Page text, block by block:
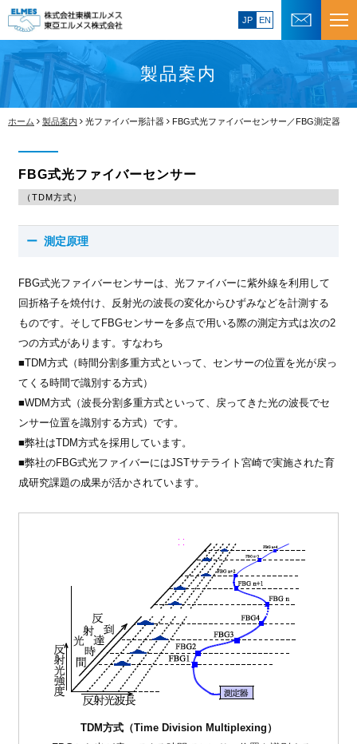
JP EN
製品案内
ホーム 製品案内 光ファイバー形計器 FBG式光ファイバーセンサー／FBG測定器
FBG式光ファイバーセンサー
（TDM方式）
測定原理
FBG式光ファイバーセンサーは、光ファイバーに紫外線を利用して
回折格子を焼付け、反射光の波長の変化からひずみなどを計測する
ものです。そしてFBGセンサーを多点で用いる際の測定方式は次の2
つの方式があります。すなわち
■TDM方式（時間分割多重方式といって、センサーの位置を光が戻っ
てくる時間で識別する方式）
■WDM方式（波長分割多重方式といって、戻ってきた光の波長でセ
ンサー位置を識別する方式）です。
■弊社はTDM方式を採用しています。
■弊社のFBG式光ファイバーにはJSTサテライト宮崎で実施された育
成研究課題の成果が活かされています。
TDM方式（Time Division Multiplexing）